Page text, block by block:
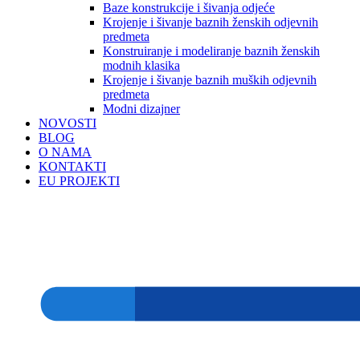
Baze konstrukcije i šivanja odjeće
Krojenje i šivanje baznih ženskih odjevnih
predmeta
Konstruiranje i modeliranje baznih ženskih
modnih klasika
Krojenje i šivanje baznih muških odjevnih
predmeta
Modni dizajner
NOVOSTI
BLOG
O NAMA
KONTAKTI
EU PROJEKTI